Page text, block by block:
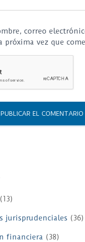
correo
próxima vez que
(13)
jurisprudenciales (36)
financiera (38)